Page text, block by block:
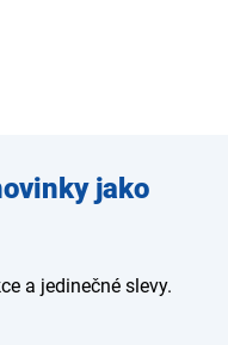
jako
a jedinečné slevy.